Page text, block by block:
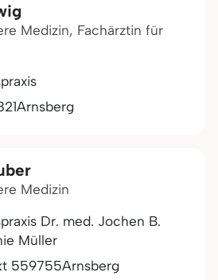
Medizin, Fachärztin für
Arnsberg
Medizin
Dr. med. Jochen B.
Müller
559755Arnsberg